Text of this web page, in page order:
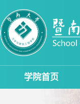
学院首页